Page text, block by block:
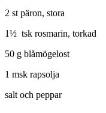
2 st päron, stora
1½ tsk rosmarin, torkad
50 g blåmögelost
1 msk rapsolja
salt och peppar